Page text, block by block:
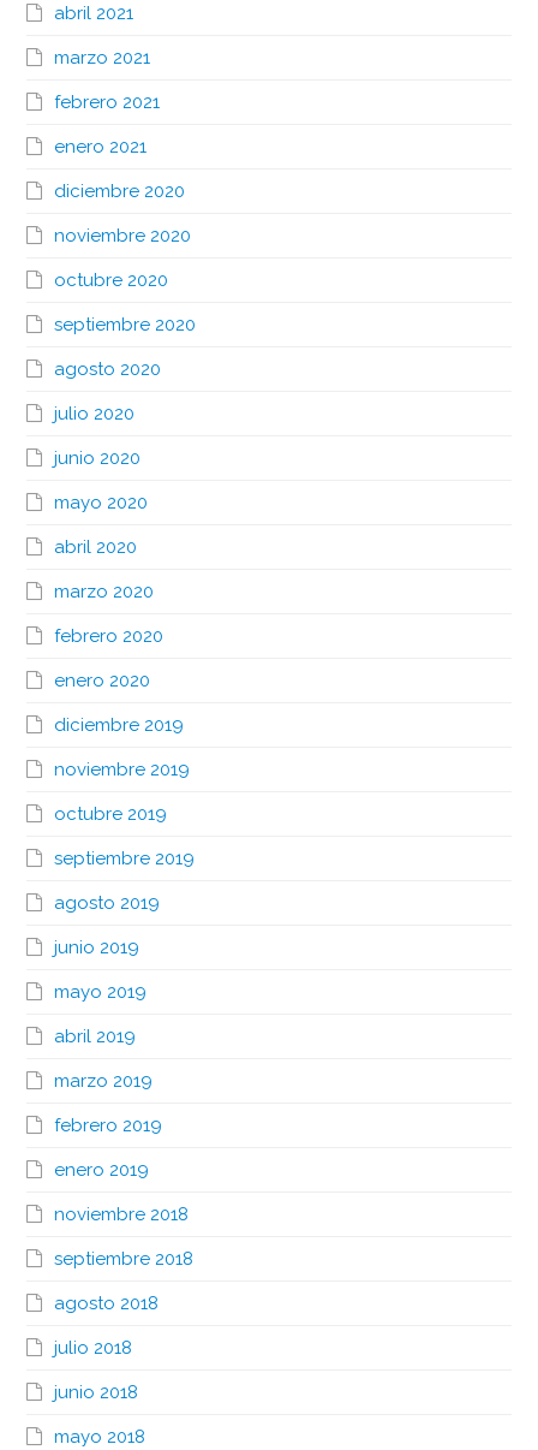
abril 2021
marzo 2021
febrero 2021
enero 2021
diciembre 2020
noviembre 2020
octubre 2020
septiembre 2020
agosto 2020
julio 2020
junio 2020
mayo 2020
abril 2020
marzo 2020
febrero 2020
enero 2020
diciembre 2019
noviembre 2019
octubre 2019
septiembre 2019
agosto 2019
junio 2019
mayo 2019
abril 2019
marzo 2019
febrero 2019
enero 2019
noviembre 2018
septiembre 2018
agosto 2018
julio 2018
junio 2018
mayo 2018